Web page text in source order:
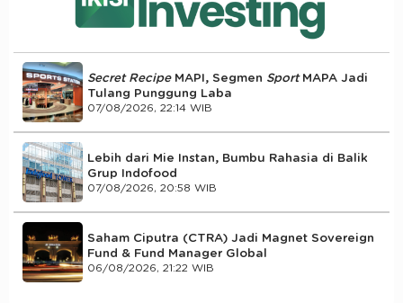
Secret RecipeMAPI, Segmen Sport MAPA Jadi
Tulang Punggung Laba
07/08/2026, 22:14 WIB
Lebih dari Mie Instan, Bumbu Rahasia di Balik
Grup Indofood
07/08/2026, 20:58 WIB
Saham Ciputra (CTRA) Jadi Magnet Sovereign
Fund & Fund Manager Global
06/08/2026, 21:22 WIB